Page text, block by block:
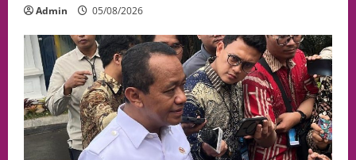
Admin 05/08/2026